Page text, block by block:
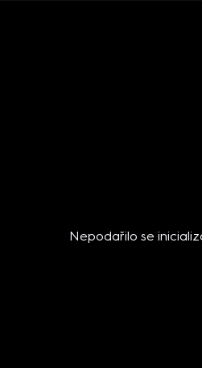
Nepodařilo se